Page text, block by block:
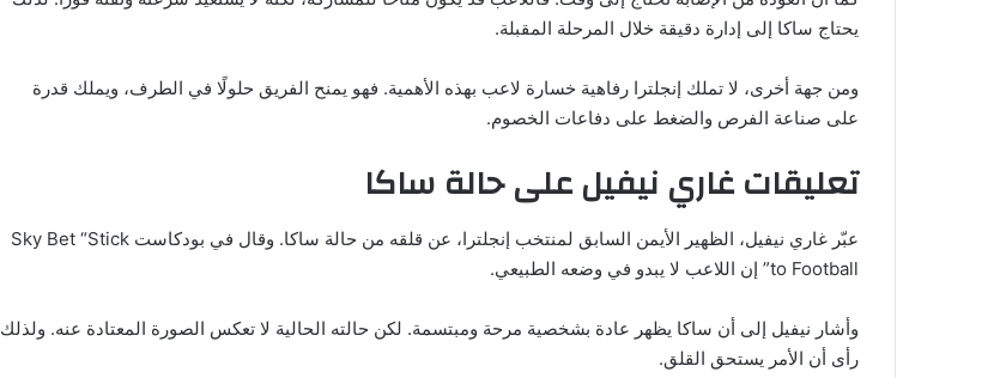
يحتاج ساكا إلى إدارة دقيقة خلال المرحلة المقبلة.
ومن جهة أخرى، لا تملك إنجلترا رفاهية خسارة لاعب بهذه الأهمية. فهو يمنح الفريق حلولًا في الطرف، ويملك قدرة
على صناعة الفرص والضغط على دفاعات الخصوم.
تعليقات غاري نيفيل على حالة ساكا
عبّر غاري نيفيل، الظهير الأيمن السابق لمنتخب إنجلترا، عن قلقه من حالة ساكا. وقال في بودكاست Sky Bet “Stick
to Football” إن اللاعب لا يبدو في وضعه الطبيعي.
وأشار نيفيل إلى أن ساكا يظهر عادة بشخصية مرحة ومبتسمة. لكن حالته الحالية لا تعكس الصورة المعتادة عنه. ولذلك
رأى أن الأمر يستحق القلق.